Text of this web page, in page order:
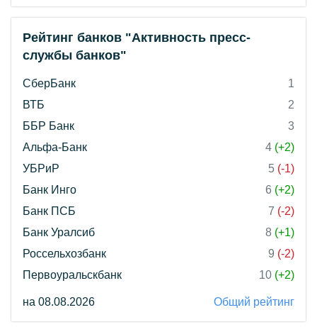
Рейтинг банков "Активность пресс-
службы банков"
СберБанк
1
ВТБ
2
ББР Банк
3
Альфа-Банк
4 (+2)
УБРиР
5 (-1)
Банк Инго
6 (+2)
Банк ПСБ
7 (-2)
Банк Уралсиб
8 (+1)
Россельхозбанк
9 (-2)
Первоуральскбанк
10 (+2)
на 08.08.2026 Общий рейтинг